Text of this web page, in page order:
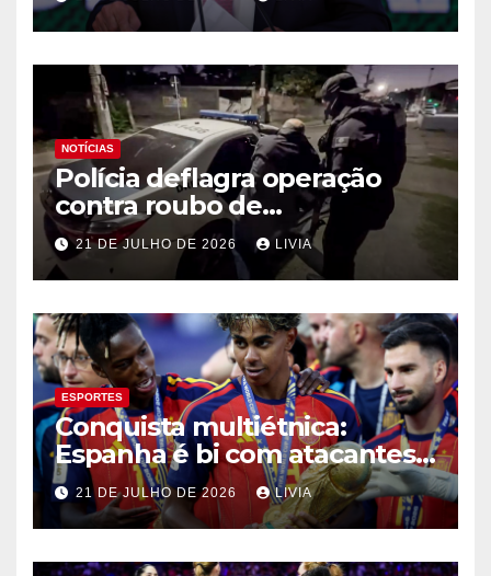
NOTÍCIAS
Polícia deflagra operação
contra roubo de
medicamentos oncológicos
21 DE JULHO DE 2026 LIVIA
ESPORTES
Conquista multiétnica:
Espanha é bi com atacantes
filhos de imigrantes
21 DE JULHO DE 2026 LIVIA